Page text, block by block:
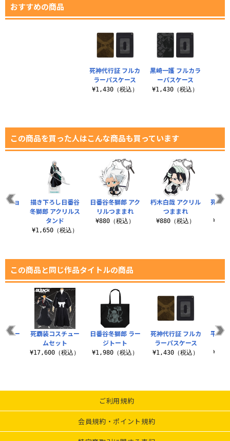
おすすめの商品
死神代行証 フルカ
ラーパスケース
¥1,430（税込）
黒崎一護 フルカラ
ーパスケース
¥1,430（税込）
この商品を買った人はこんな商品も買っています
日番谷冬獅郎 アク
リルつままれ
¥880（税込）
朽木白哉 アクリル
つままれ
¥880（税込）
死神
ショ
描き下ろし日番谷
冬獅郎 アクリルス
タンド
¥1,650（税込）
この商品と同じ作品タイトルの商品
日番谷冬獅郎 ラー
ジトート
¥1,980（税込）
死神代行証 フルカ
ラーパスケース
¥1,430（税込）
平子
ラー
死覇装コスチュー
ムセット
¥17,600（税込）
ご利用規約
会員規約・ポイント規約